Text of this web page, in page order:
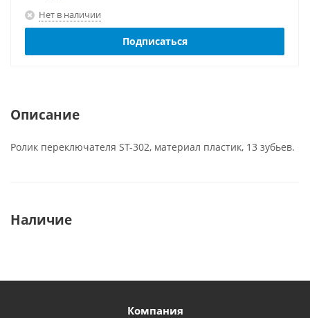
Нет в наличии
Подписаться
Описание
Ролик переключателя ST-302, материал пластик, 13 зубьев.
Наличие
Компания